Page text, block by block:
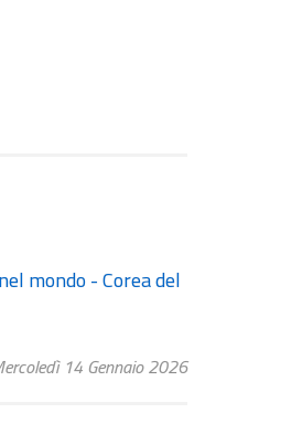
mondo - Corea del
14 Gennaio 2026